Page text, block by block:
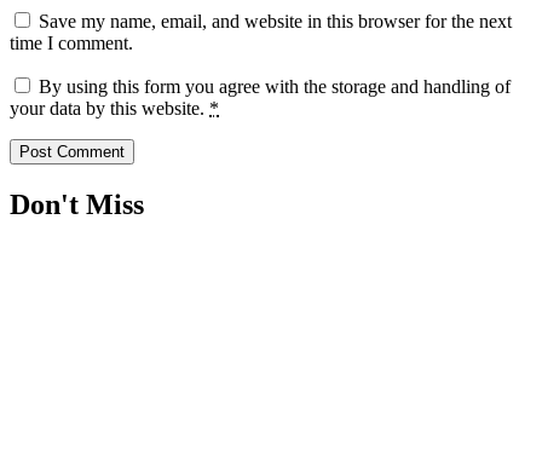
Save my name, email, and website in this browser for the next
time I comment.
By using this form you agree with the storage and handling of
your data by this website. *
Don't Miss